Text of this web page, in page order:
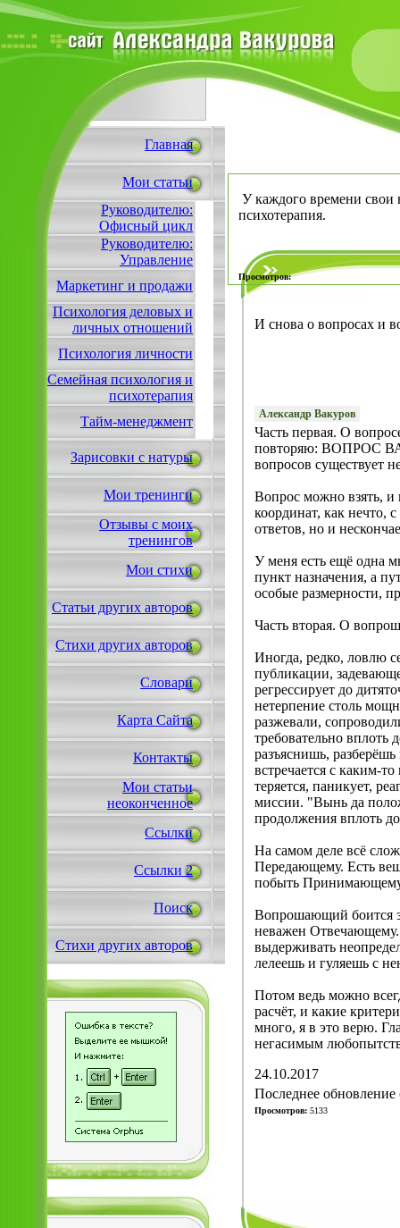
Главная
Мои статьи
Руководителю:
Офисный цикл
Руководителю:
Управление
Маркетинг и продажи
Психология деловых и
личных отношений
Психология личности
Семейная психология и
психотерапия
Тайм-менеджмент
Зарисовки с натуры
Мои тренинги
Отзывы с моих
тренингов
Мои стихи
Статьи других авторов
Стихи других авторов
Словари
Карта Сайта
Контакты
Мои статьи
неоконченное
Ссылки
Ссылки 2
Поиск
Стихи других авторов
И снова о вопросах и
Александр Вакуров
Часть первая. О
повторяю: ВОПРОС
вопросов существует
Вопрос можно взять, и
координат, как
ответов, но и
У меня есть ещё одна
пункт назначения, а
особые размерности,
Часть вторая. О
Иногда, редко, ловлю
публикации,
регрессирует до
нетерпение столь
разжевали,
требовательно вплоть
разъяснишь,
встречается с каким-
теряется, паникует,
миссии. "Вынь да
продолжения вплоть
На самом деле всё
Передающему. Есть
побыть
Вопрошающий боится
неважен Отвечающему.
выдерживать
лелеешь и гуляешь с
Потом ведь можно
расчёт, и какие
много, я в это верю.
негасимым
24.10.2017
Последнее обновление
Просмотров: 5133
У каждого времени свои
психотерапия.
Просмотров: